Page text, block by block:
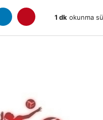
1 dk okunma